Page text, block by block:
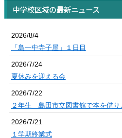
中学校区域の最新ニュース
2026/8/4
「島一中寺子屋」１日目
2026/7/24
夏休みを迎える会
2026/7/22
２年生 島田市立図書館で本を借り
2026/7/21
１学期終業式